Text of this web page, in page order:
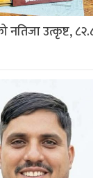
नतिजा उत्कृष्ट,